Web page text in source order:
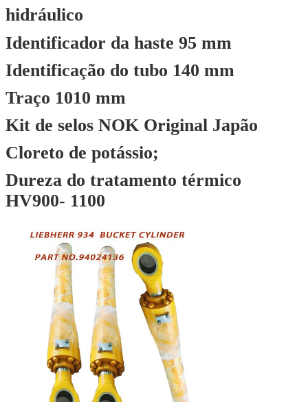
hidráulico
Identificador da haste 95 mm
Identificação do tubo 140 mm
Traço 1010 mm
Kit de selos NOK Original Japão
Cloreto de potássio;
Dureza do tratamento térmico
HV900- 1100